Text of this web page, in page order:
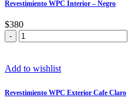
Oscuro
cantidad
Revestimiento WPC Interior – Negro
$380
Revestimiento
WPC
-
Add to wishlist
Revestimiento WPC Exterior Cafe Claro